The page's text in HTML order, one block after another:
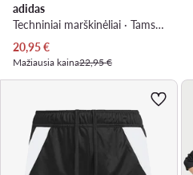
adidas
Techniniai marškinėliai · Tamsiai mėlyna
Dabartinė kaina
20,95€
Mažiausia kaina22,95 €